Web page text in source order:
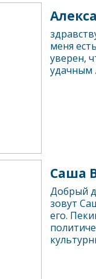
меня
уверен,
удачным
Саша
Добрый
зовут
его.